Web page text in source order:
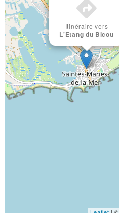
Itinéraire vers
L'Etang du Bicou